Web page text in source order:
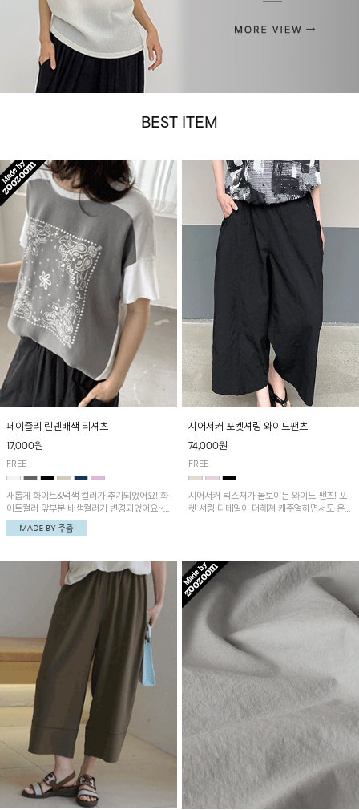
BEST ITEM
페이즐리 린넨배색 티셔츠
17,000원
FREE
새롭게 화이트&먹색 컬러가 추가되었어요! 화
이트컬러 앞부분 배색컬러가 변경되었어요~
중앙 린넨배색으로 유니크하면서 페이즐리 패
턴으로 감각적인 분위기를 연출이 가능한 티셔
시어서커 포켓셔링 와이드팬츠
74,000원
FREE
시어서커 텍스처가 돋보이는 와이드 팬츠! 포
켓 셔링 디테일이 더해져 캐주얼하면서도 은은
아이템으로 활용하기 좋아요~